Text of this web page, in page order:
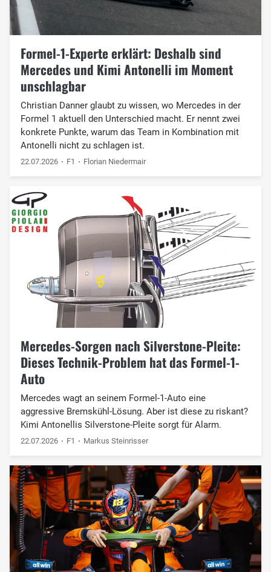
Formel-1-Experte erklärt: Deshalb sind
Mercedes und Kimi Antonelli im Moment
unschlagbar
Christian Danner glaubt zu wissen, wo Mercedes in der
Formel 1 aktuell den Unterschied macht. Er nennt zwei
konkrete Punkte, warum das Team in Kombination mit
Antonelli nicht zu schlagen ist.
22.07.2026 F1 Florian Niedermair
Mercedes-Sorgen nach Silverstone-Pleite:
Dieses Technik-Problem hat das Formel-1-
Auto
Mercedes wagt an seinem Formel-1-Auto eine
aggressive Bremskühl-Lösung. Aber ist diese zu riskant?
Kimi Antonellis Silverstone-Pleite sorgt für Alarm.
22.07.2026 F1 Markus Steinrisser